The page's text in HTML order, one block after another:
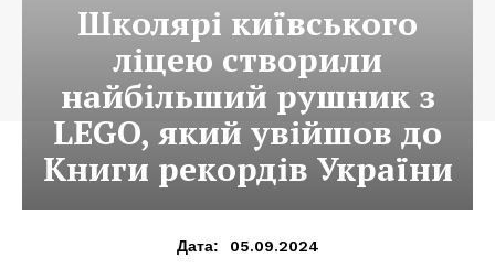
Школярі київського
ліцею створили
найбільший рушник з
LEGO, який увійшов до
Книги рекордів України
Дата: 05.09.2024